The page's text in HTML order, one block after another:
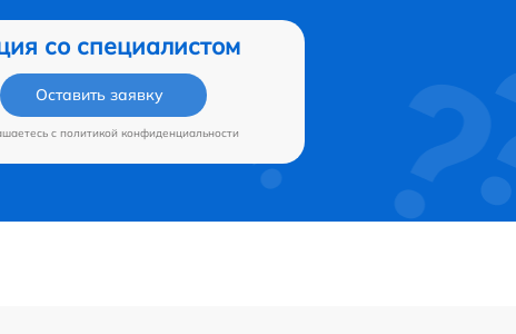
со специалистом
Оставить заявку
c политикой конфиденциальности